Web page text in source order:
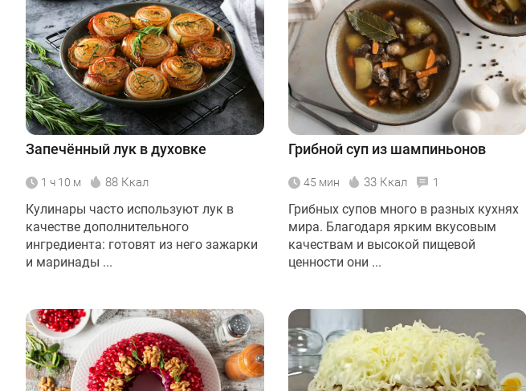
Запечённый лук в духовке
1 ч 10 м 88 Ккал
Кулинары часто используют лук в
качестве дополнительного
ингредиента: готовят из него зажарки
и маринады ...
Грибной суп из шампиньонов
45 мин 33 Ккал 1
Грибных супов много в разных кухнях
мира. Благодаря ярким вкусовым
качествам и высокой пищевой
ценности они ...